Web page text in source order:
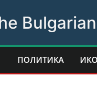
ПОЛИТИКА